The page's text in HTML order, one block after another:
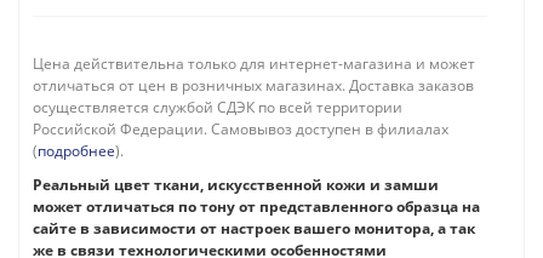
Цена действительна только для интернет-магазина и может
отличаться от цен в розничных магазинах. Доставка заказов
осуществляется службой СДЭК по всей территории
Российской Федерации. Самовывоз доступен в филиалах
(подробнее).
Реальный цвет ткани, искусственной кожи и замши
может отличаться по тону от представленного образца на
сайте в зависимости от настроек вашего монитора, а так
же в связи технологическими особенностями